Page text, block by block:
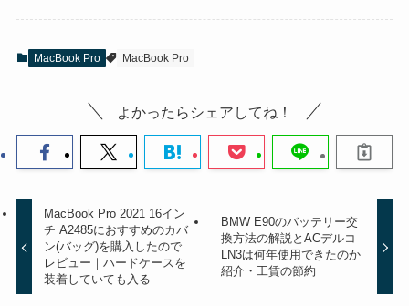
MacBook Pro MacBook Pro
よかったらシェアしてね！
MacBook Pro 2021 16イン
チ A2485におすすめのカバ
ン(バッグ)を購入したので
レビュー｜ハードケースを
装着していても入る
BMW E90のバッテリー交
換方法の解説とACデルコ
LN3は何年使用できたのか
紹介・工賃の節約